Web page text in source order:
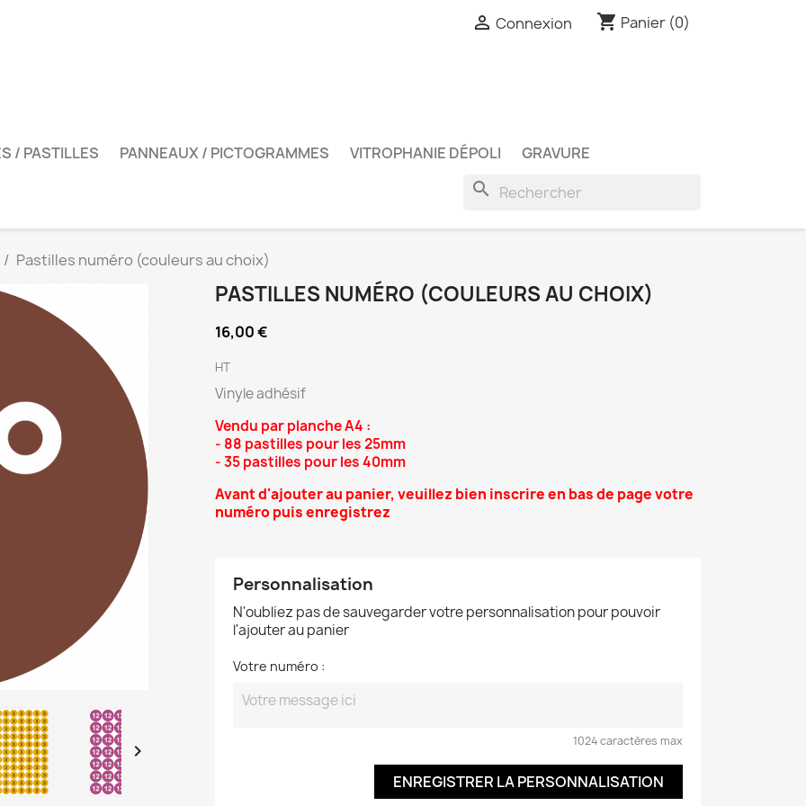
 Connexion shopping_cart Panier (0)
/ PASTILLES PANNEAUX / PICTOGRAMMES VITROPHANIE DÉPOLI GRAVURE
search
Pastilles numéro (couleurs au choix)

PASTILLES NUMÉRO (COULEURS AU CHOIX)
16,00 €
HT
Vinyle adhésif
Vendu par planche A4 :
- 88 pastilles pour les 25mm
- 35 pastilles pour les 40mm
Avant d'ajouter au panier, veuillez bien inscrire en bas de page votre
numéro puis enregistrez
Personnalisation
N'oubliez pas de sauvegarder votre personnalisation pour pouvoir
l'ajouter au panier
Votre numéro :
1024 caractères max
ENREGISTRER LA PERSONNALISATION